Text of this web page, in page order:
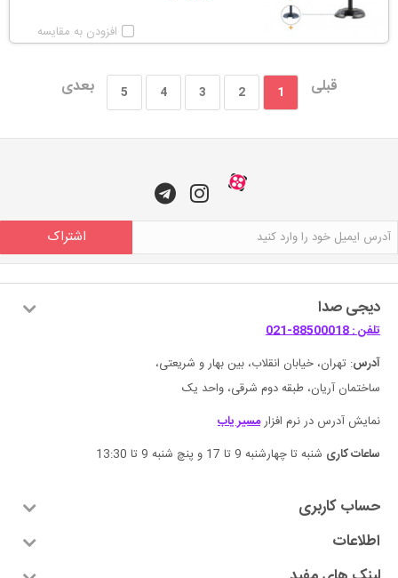
افزودن به مقایسه
قبلی 1
2
3
4
5 بعدی
اشتراک
دیجی صدا
تلفن : 88500018-021
آدرس: تهران، خیابان انقلاب، بین بهار و شریعتی،
ساختمان آریان، طبقه دوم شرقی، واحد یک
نمایش آدرس در نرم افزارمسیر یاب
ساعات کاری شنبه تا چهارشنبه 9 تا 17 و پنچ شنبه 9 تا 13:30
حساب کاربری
اطلاعات